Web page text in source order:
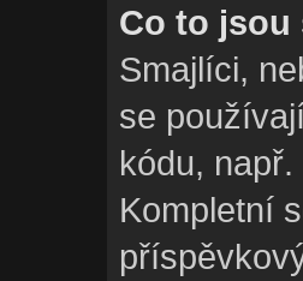
Co to jsou
Smajlíci,
se
kódu,
Kompletní